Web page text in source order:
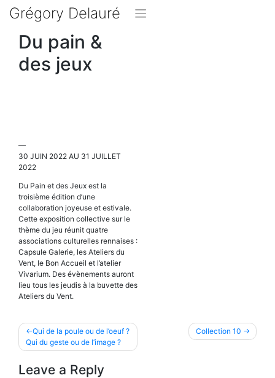
Grégory Delauré
Du pain &
des jeux
—
30 JUIN 2022 AU 31 JUILLET
2022
Du Pain et des Jeux est la
troisième édition d’une
collaboration joyeuse et estivale.
Cette exposition collective sur le
thème du jeu réunit quatre
associations culturelles rennaises :
Capsule Galerie, les Ateliers du
Vent, le Bon Accueil et l’atelier
Vivarium. Des évènements auront
lieu tous les jeudis à la buvette des
Ateliers du Vent.
Navigation
de
l’article
Qui de la poule ou de l’oeuf ?
Qui du geste ou de l’image ?
Collection 10
Leave a Reply